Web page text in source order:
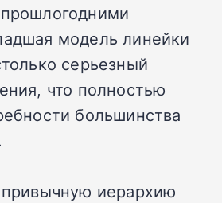
модель линейки
серьезный
что полностью
большинства
иерархию